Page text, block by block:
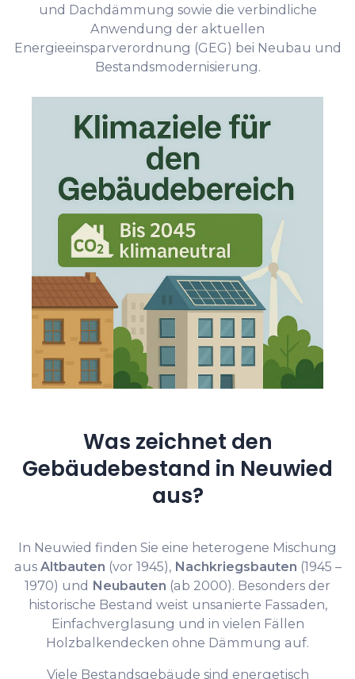
und Dachdämmung sowie die verbindliche
Anwendung der aktuellen
Energieeinsparverordnung (GEG) bei Neubau und
Bestandsmodernisierung.
Was zeichnet den
Gebäudebestand in Neuwied
aus?
In Neuwied finden Sie eine heterogene Mischung
aus Altbauten (vor 1945), Nachkriegsbauten (1945 –
1970) und Neubauten (ab 2000). Besonders der
historische Bestand weist unsanierte Fassaden,
Einfachverglasung und in vielen Fällen
Holzbalkendecken ohne Dämmung auf.
Viele Bestandsgebäude sind energetisch